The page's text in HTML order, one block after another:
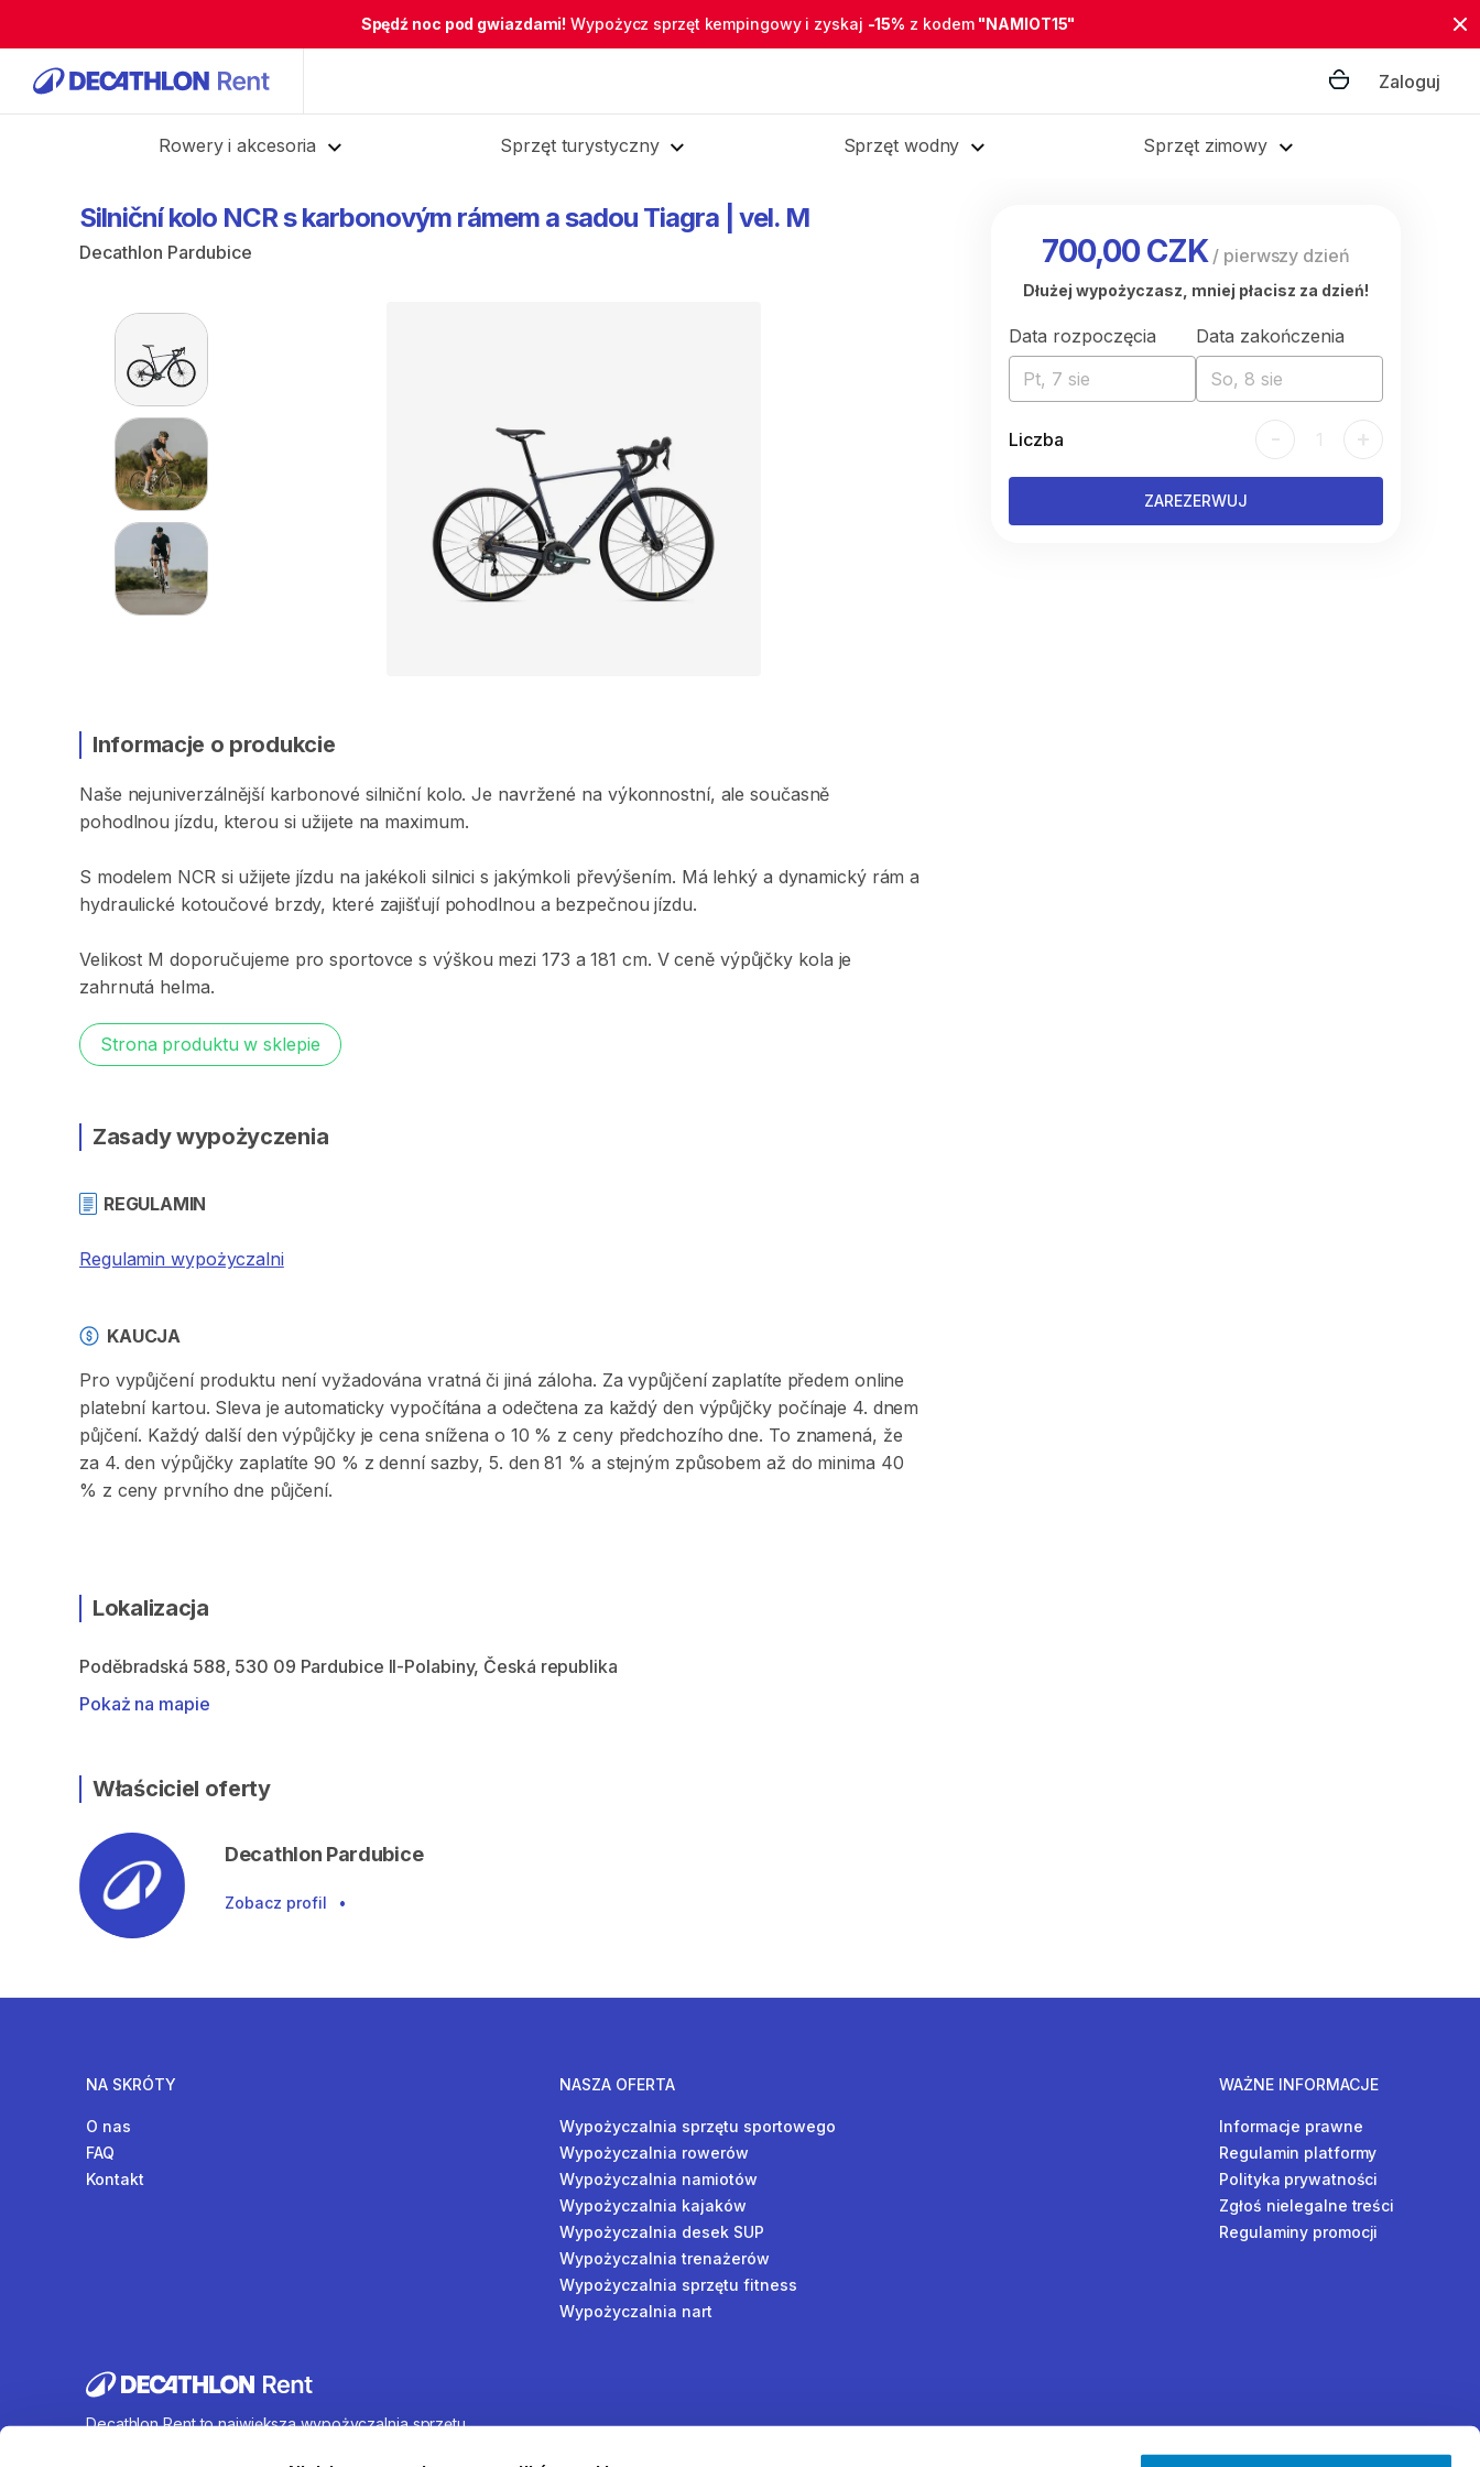
Spędź noc pod gwiazdami! Wypożycz sprzęt kempingowy i zyskaj -15% z kodem "NAMIOT15"
Zaloguj
Rowery i akcesoria Sprzęt turystyczny Sprzęt wodny Sprzęt zimowy
Silniční kolo NCRs karbonovým rámem asadou Tiagra vel. M
Decathlon Pardubice
Informacje o produkcie
Naše nejuniverzálnější karbonové silniční kolo. Je navržené na výkonnostní​​​​,​ ale současně
pohodlnou jízdu​​​​,​ kterou si užijete na maximum.
S modelem NCR si užijete jízdu na jakékoli silnici s jakýmkoli převýšením. Má lehký a dynamický rám a
hydraulické kotoučové brzdy​​​​,​ které zajišťují pohodlnou a bezpečnou jízdu.
Velikost M doporučujeme pro sportovce s výškou mezi 173 a 181 cm. V ceně výpůjčky kola je
zahrnutá helma.
Strona produktu w sklepie
Zasady wypożyczenia
REGULAMIN
Regulamin wypożyczalni
KAUCJA
Pro vypůjčení produktu není vyžadována vratná či jiná záloha. Za vypůjčení zaplatíte předem online
platební kartou. Sleva je automaticky vypočítána a odečtena za každý den výpůjčky počínaje 4. dnem
půjčení. Každý další den výpůjčky je cena snížena o 10 % z ceny předchozího dne. To znamená, že
za 4. den výpůjčky zaplatíte 90 % z denní sazby, 5. den 81 % a stejným způsobem až do minima 40
% z ceny prvního dne půjčení.
Lokalizacja
Poděbradská 588, 530 09 Pardubice II-Polabiny, Česká republika
Pokaż na mapie
Właściciel oferty
Decathlon Pardubice
Zobacz profil •
700,00 CZK/ pierwszy dzień
Dłużej wypożyczasz, mniej płacisz za dzień!
Data rozpoczęcia
Pt, 7 sie
Data zakończenia
So, 8 sie
Liczba - 1 +
ZAREZERWUJ
NA SKRÓTY
O nas
FAQ
Kontakt
NASZA OFERTA
Wypożyczalnia sprzętu sportowego
Wypożyczalnia rowerów
Wypożyczalnia namiotów
Wypożyczalnia kajaków
Wypożyczalnia desek SUP
Wypożyczalnia trenażerów
Wypożyczalnia sprzętu fitness
Wypożyczalnia nart
WAŻNE INFORMACJE
Informacje prawne
Regulamin platformy
Polityka prywatności
Zgłoś nielegalne treści
Regulaminy promocji
Decathlon Rent to największa wypożyczalnia sprzętu